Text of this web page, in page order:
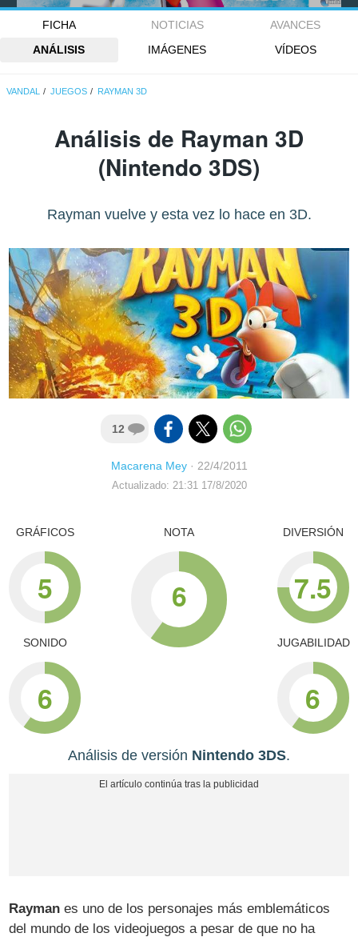
FICHA NOTICIAS
AVANCES
ANÁLISIS
IMÁGENES VÍDEOS
VANDAL JUEGOS RAYMAN 3D
Análisis de Rayman 3D
(Nintendo 3DS)
Rayman vuelve y esta vez lo hace en 3D.
12
Macarena Mey· 22/4/2011
Actualizado: 21:31 17/8/2020
GRÁFICOS
5
SONIDO
6
NOTA
6
DIVERSIÓN
7.5
JUGABILIDAD
6
Análisis de versión Nintendo 3DS.
Rayman es uno de los personajes más emblemáticos
del mundo de los videojuegos a pesar de que no ha